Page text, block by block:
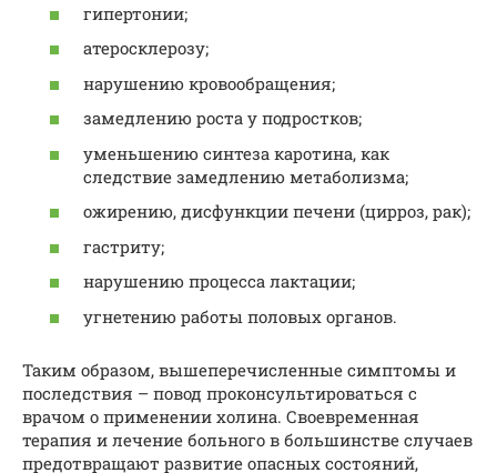
гипертонии;
атеросклерозу;
нарушению кровообращения;
замедлению роста у подростков;
уменьшению синтеза каротина, как
следствие замедлению метаболизма;
ожирению, дисфункции печени (цирроз, рак);
гастриту;
нарушению процесса лактации;
угнетению работы половых органов.
Таким образом, вышеперечисленные симптомы и
последствия – повод проконсультироваться с
врачом о применении холина. Своевременная
терапия и лечение больного в большинстве случаев
предотвращают развитие опасных состояний,